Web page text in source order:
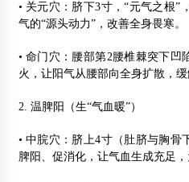
• 关元穴：脐下3寸，“元气之根”
气的“源头动力”，改善全身畏寒。
• 命门穴：腰部第2腰椎棘突下凹
火，让阳气从腰部向全身扩散，缓
2. 温脾阳（生“气血暖”）
• 中脘穴：脐上4寸（肚脐与胸骨
脾阳、促消化，让气血生成充足，